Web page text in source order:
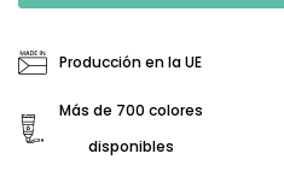
Producción en la UE
Más de 700 colores
disponibles